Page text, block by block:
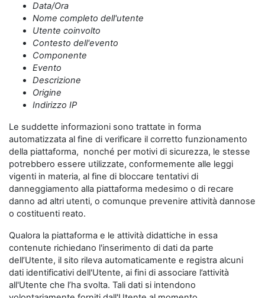
Data/Ora
Nome completo dell'utente
Utente coinvolto
Contesto dell'evento
Componente
Evento
Descrizione
Origine
Indirizzo IP
Le suddette informazioni sono trattate in forma
automatizzata al fine di verificare il corretto funzionamento
della piattaforma, nonché per motivi di sicurezza, le stesse
potrebbero essere utilizzate, conformemente alle leggi
vigenti in materia, al fine di bloccare tentativi di
danneggiamento alla piattaforma medesimo o di recare
danno ad altri utenti, o comunque prevenire attività dannose
o costituenti reato.
Qualora la piattaforma e le attività didattiche in essa
contenute richiedano l'inserimento di dati da parte
dell’Utente, il sito rileva automaticamente e registra alcuni
dati identificativi dell'Utente, ai fini di associare l’attività
all'Utente che l’ha svolta. Tali dati si intendono